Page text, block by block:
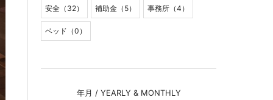
安全（32） 補助金（5） 事務所（4）
ベッド（0）
年月 / YEARLY & MONTHLY